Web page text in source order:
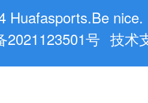
Huafasports.Be
2021123501号 技术